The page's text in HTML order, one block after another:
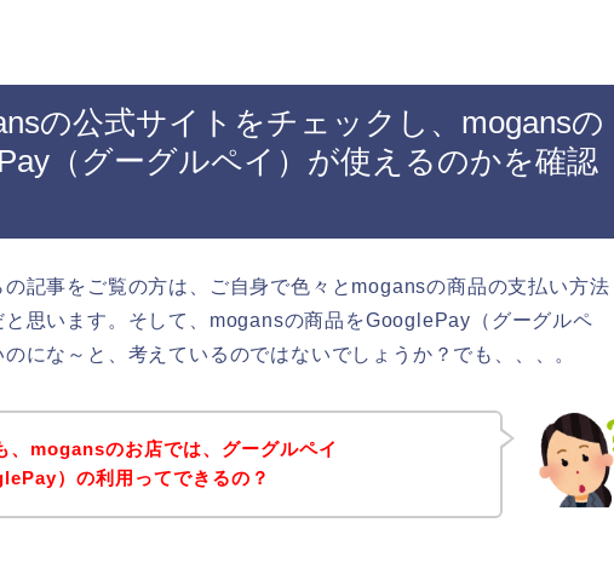
の公式サイトをチェックし、mogansの
（グーグルペイ）が使えるのかを確認
記事をご覧の方は、ご自身で色々とmogansの商品の支払い方法
思います。そして、mogansの商品をGooglePay（グーグルペ
にな～と、考えているのではないでしょうか？でも、、、。
、mogansのお店では、グーグルペイ
）の利用ってできるの？